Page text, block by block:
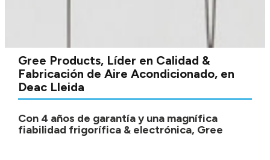
Gree Products, Líder en Calidad &
Fabricación de Aire Acondicionado, en
Deac Lleida
Con 4 años de garantía y una magnífica
fiabilidad frigorífica & electrónica, Gree